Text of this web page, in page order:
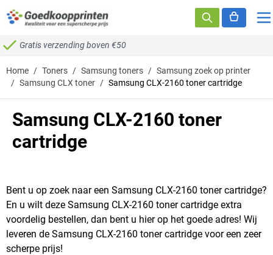
Ga naar de inhoud
Gratis verzending boven €50
Home / Toners / Samsung toners / Samsung zoek op printer
/ Samsung CLX toner / Samsung CLX-2160 toner cartridge
Samsung CLX-2160 toner
cartridge
Bent u op zoek naar een Samsung CLX-2160 toner cartridge?
En u wilt deze Samsung CLX-2160 toner cartridge extra
voordelig bestellen, dan bent u hier op het goede adres! Wij
leveren de Samsung CLX-2160 toner cartridge voor een zeer
scherpe prijs!